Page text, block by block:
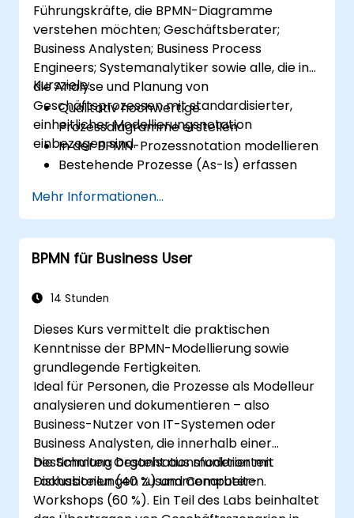
Führungskräfte, die BPMN-Diagramme
verstehen möchten; Geschäftsberater;
Business Analysten; Business Process
Engineers; Systemanalytiker sowie alle, die in
die Analyse und Planung von
Geschäftsprozessen mit standardisierter,
einheitlicher Modellierungsnotation
einbezogen sind.
Kursziele:
Qualitativ hochwertige
Prozessdiagramme erstellen
In der BPMN-Prozessnotation modellieren
Bestehende Prozesse (As-Is) erfassen
personalintensive Prozesse
implementieren
Komplexe Prozessdefinitionen
vereinfachen und in überschaubarere
Mehr Informationen...
BPMN für Business User
14 Stunden
Dieses Kurs vermittelt die praktischen
Kenntnisse der BPMN-Modellierung sowie
grundlegende Fertigkeiten.
Ideal für Personen, die Prozesse als Modelleur
analysieren und dokumentieren – also
Business-Nutzer von IT-Systemen oder
Business Analysten, die innerhalb einer
bestimmten Organisationsfunktion mit
Fachabteilungen zusammenarbeiten.
Die Schulung besteht aus moderierten
Diskussionen (40 %) und Computer-
Workshops (60 %). Ein Teil des Labs beinhaltet